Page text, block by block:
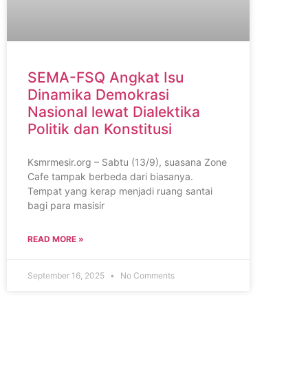
SEMA-FSQ Angkat Isu
Dinamika Demokrasi
Nasional lewat Dialektika
Politik dan Konstitusi
Ksmrmesir.org – Sabtu (13/9), suasana Zone
Cafe tampak berbeda dari biasanya.
Tempat yang kerap menjadi ruang santai
bagi para masisir
READ MORE »
September 16, 2025 No Comments